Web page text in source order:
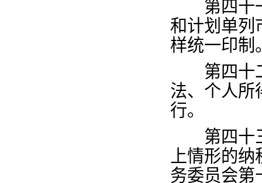
第四十
和计划单列
样统一印制
第四十
法、个人所
行。
第四十
上情形的
务委员会第